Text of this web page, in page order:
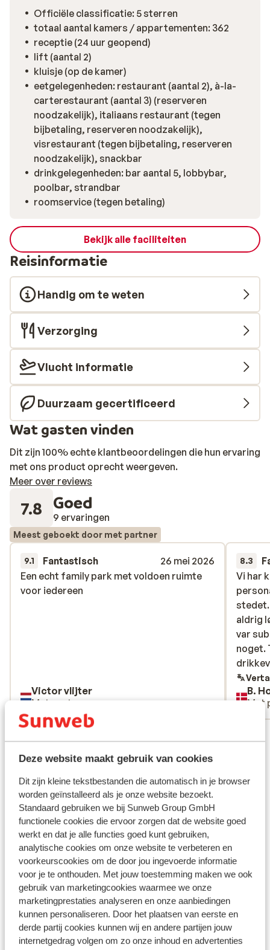
Deze website maakt gebruik van cookies
Dit zijn kleine tekstbestanden die automatisch in je browser
worden geïnstalleerd als je onze website bezoekt.
Standaard gebruiken we bij Sunweb Group GmbH
functionele cookies die ervoor zorgen dat de website goed
werkt en dat je alle functies goed kunt gebruiken,
analytische cookies om onze website te verbeteren en
voorkeurscookies om de door jou ingevoerde informatie
voor je te onthouden. Met jouw toestemming maken we ook
gebruik van marketingcookies waarmee we onze
marketingprestaties analyseren en onze aanbiedingen
kunnen personaliseren. Door het plaatsen van eerste en
derde partij cookies kunnen wij en andere partijen jouw
internetgedrag volgen om zo onze inhoud en advertenties
Officiële classificatie: 5 sterren
totaal aantal kamers / appartementen: 362
receptie (24 uur geopend)
lift (aantal 2)
kluisje (op de kamer)
eetgelegenheden: restaurant (aantal 2), à-la-
carterestaurant (aantal 3) (reserveren
noodzakelijk), italiaans restaurant (tegen
bijbetaling, reserveren noodzakelijk),
visrestaurant (tegen bijbetaling, reserveren
noodzakelijk), snackbar
drinkgelegenheden: bar aantal 5, lobbybar,
poolbar, strandbar
roomservice (tegen betaling)
Bekijk alle faciliteiten
Reisinformatie
Handig om te weten
Verzorging
Vlucht informatie
Duurzaam gecertificeerd
Wat gasten vinden
Dit zijn 100% echte klantbeoordelingen die hun ervaring
met ons product oprecht weergeven.
Meer over reviews
7.8 Goed
9 ervaringen
Meest geboekt door met partner
9.1 Fantastisch
26 mei 2026
Een echt family park met voldoen ruimte
voor iedereen
Een echt family park met voldoen ruimte
voor iedereen
Victor vlijter
Met partner
8.3
Vi har
stedet.
aldrig
var
noget.
pænt
vafler
havde
noget
ellers
at
opleve
Vi har
stedet.
aldrig
var
noget.
B.
Met
Ligging
Bekijk op kaart
In de buurt
Aan het strand (zandstrand, ligstoelen (gratis) ,
parasol (gratis) )
Centrum Didim center: 2 km